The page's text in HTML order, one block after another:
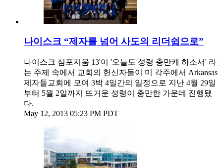
나이스크 “제자를 넘어 사도의 리더쉽으로”
나이스크 심포지움 13'이 '오늘도 성령 충만케 하소서' 라
는 주제 속에서 교회의 헌신자들이 미 각주에서 Arkansas
제자들교회에 모여 3박 4일간의 일정으로 지난 4월 29일
부터 5월 2일까지 뜨거운 성령이 충만한 가운데 진행됐
다.
May 12, 2013 05:23 PM PDT